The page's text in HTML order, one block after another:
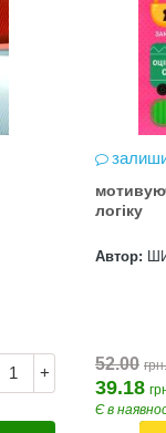
+
логіку
Автор:
52.00 грн.
39.18
Є в